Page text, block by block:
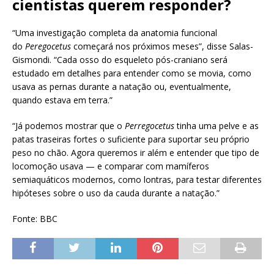
cientistas querem responder?
“Uma investigação completa da anatomia funcional
do Peregocetus começará nos próximos meses”, disse Salas-
Gismondi. “Cada osso do esqueleto pós-craniano será
estudado em detalhes para entender como se movia, como
usava as pernas durante a natação ou, eventualmente,
quando estava em terra.”
“Já podemos mostrar que o Perregocetustinha uma pelve e as
patas traseiras fortes o suficiente para suportar seu próprio
peso no chão. Agora queremos ir além e entender que tipo de
locomoção usava — e comparar com mamíferos
semiaquáticos modernos, como lontras, para testar diferentes
hipóteses sobre o uso da cauda durante a natação.”
Fonte: BBC